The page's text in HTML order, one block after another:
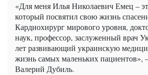
«Для меня Илья Николаевич Емец –
который посвятил свою жизнь
Кардиохирург мирового уровня,
наук, профессор, заслуженный врач
лет развивающий украинскую
жизнь самых маленьких пациентов»,
Валерий Дубиль.